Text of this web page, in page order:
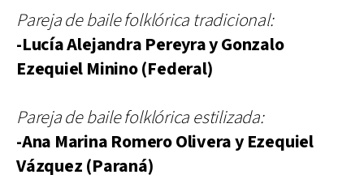
Pareja de baile folklórica tradicional:
-Lucía Alejandra Pereyra y Gonzalo
Ezequiel Minino (Federal)
Pareja de baile folklórica estilizada:
-Ana Marina Romero Olivera y Ezequiel
Vázquez (Paraná)